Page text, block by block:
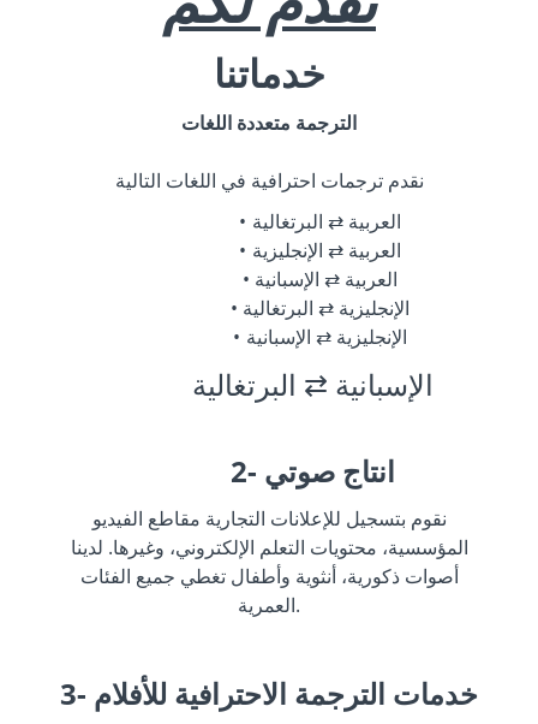
خدماتنا
الترجمة متعددة اللغات
نقدم ترجمات احترافية في اللغات التالية
العربية ⇄ البرتغالية
العربية ⇄ الإنجليزية
العربية ⇄ الإسبانية
الإنجليزية ⇄ البرتغالية
الإنجليزية ⇄ الإسبانية
الإسبانية ⇄ البرتغالية
2- انتاج صوتي
نقوم بتسجيل للإعلانات التجارية مقاطع الفيديو
المؤسسية، محتويات التعلم الإلكتروني، وغيرها. لدينا
أصوات ذكورية، أنثوية وأطفال تغطي جميع الفئات
العمرية.
3- خدمات الترجمة الاحترافية للأفلام